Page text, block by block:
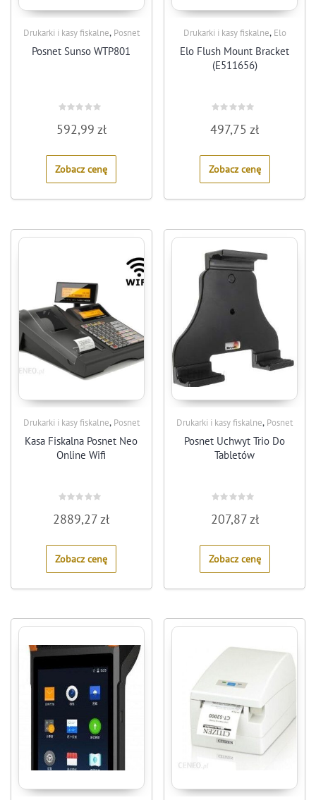
Drukarki i kasy fiskalne, Posnet
Posnet Sunso WTP801
0
out
5
592,99 zł
Zobacz cenę
Drukarki i kasy fiskalne, Elo
Elo Flush Mount Bracket
(E511656)
0
out
5
497,75zł
Zobacz cenę
Drukarki i kasy fiskalne, Posnet
Kasa Fiskalna Posnet Neo
Online Wifi
0
out
5
2889,27zł
Zobacz cenę
Drukarki i kasy fiskalne, Posnet
Posnet Uchwyt Trio Do
Tabletów
0
out
5
207,87zł
Zobacz cenę